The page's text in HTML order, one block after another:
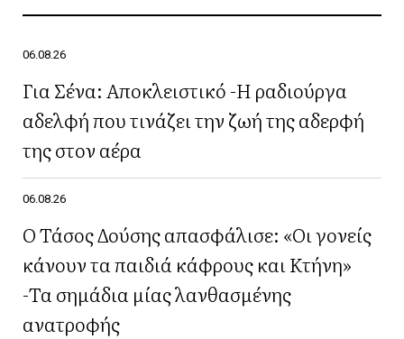
06.08.26
Για Σένα: Αποκλειστικό -Η ραδιούργα
αδελφή που τινάζει την ζωή της αδερφή
της στον αέρα
06.08.26
Ο Τάσος Δούσης απασφάλισε: «Οι γονείς
κάνουν τα παιδιά κάφρους και Κτήνη»
-Τα σημάδια μίας λανθασμένης
ανατροφής